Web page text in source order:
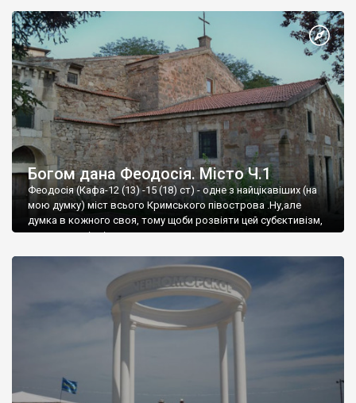
Богом дана Феодосія. Місто Ч.1
Феодосія (Кафа-12 (13) -15 (18) ст) - одне з найцікавіших (на
мою думку) міст всього Кримського півострова .Ну,але
думка в кожного своя, тому щоби розвіяти цей субєктивізм,
запрошую відвідати це